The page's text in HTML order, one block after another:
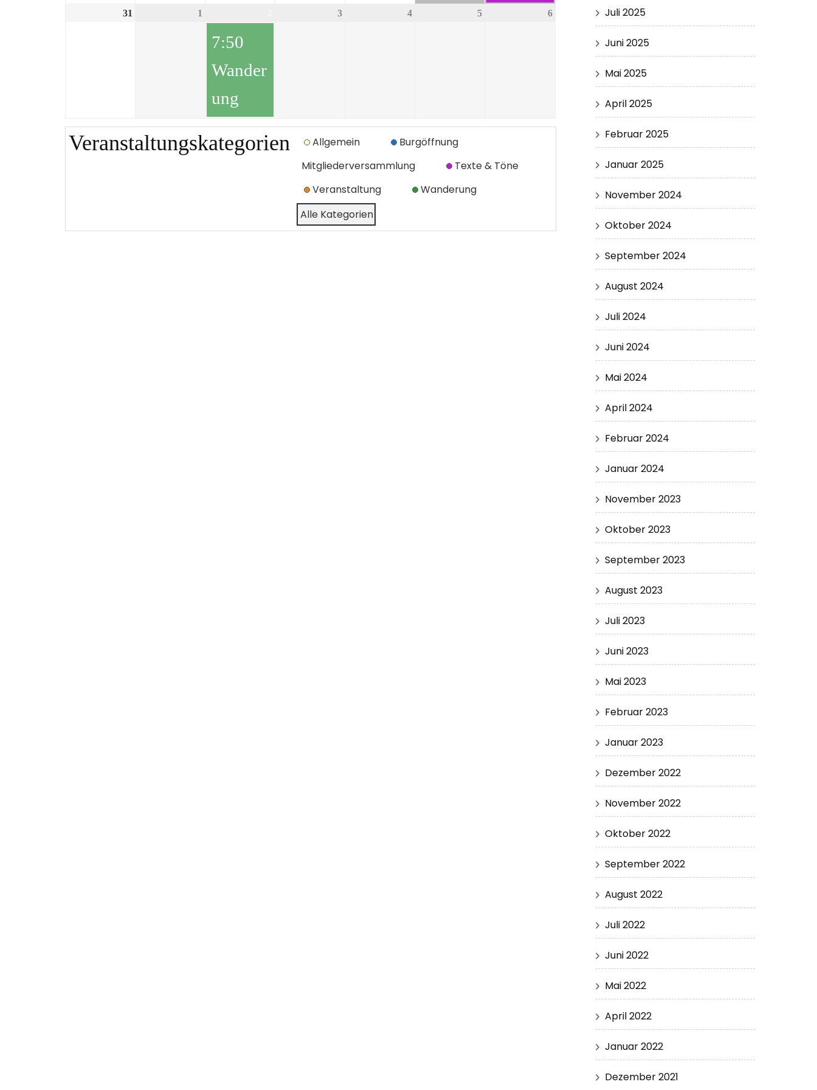
31 1
7:50
Wander
ung
3 4 5 6
Veranstaltungskategorien Allgemein
Burgöffnung
Mitgliederversammlung
Texte & Töne
Veranstaltung
Wanderung
Alle Kategorien
Juli 2025
Juni 2025
Mai 2025
April 2025
Februar 2025
Januar 2025
November 2024
Oktober 2024
September 2024
August 2024
Juli 2024
Juni 2024
Mai 2024
April 2024
Februar 2024
Januar 2024
November 2023
Oktober 2023
September 2023
August 2023
Juli 2023
Juni 2023
Mai 2023
Februar 2023
Januar 2023
Dezember 2022
November 2022
Oktober 2022
September 2022
August 2022
Juli 2022
Juni 2022
Mai 2022
April 2022
Januar 2022
Dezember 2021